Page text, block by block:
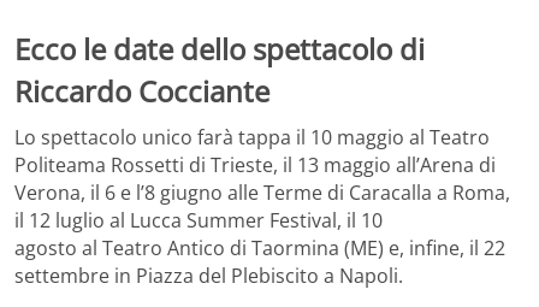
Ecco le date dello spettacolo di
Riccardo Cocciante
Lo spettacolo unico farà tappa il 10 maggio al Teatro
Politeama Rossetti di Trieste, il 13 maggio all’Arena di
Verona, il 6 e l’8 giugno alle Terme di Caracalla a Roma,
il 12 luglio al Lucca Summer Festival, il 10
agosto al Teatro Antico di Taormina (ME) e, infine, il 22
settembre in Piazza del Plebiscito a Napoli.